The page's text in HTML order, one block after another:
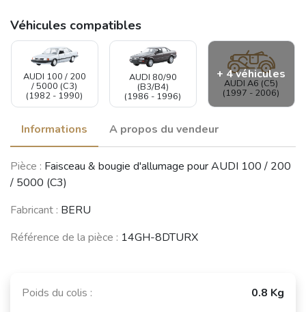
Véhicules compatibles
AUDI 100 / 200
/ 5000 (C3)
(1982 - 1990)
AUDI 80/90
(B3/B4)
(1986 - 1996)
AUDI A6 (C5)
(1997 - 2006)
+ 4 véhicules
VOLKSWAGEN
(VW) Polo /
Caddy
VOLKSWAGEN
VOLKSWAGEN
(VW) Golf I /
(1983 - 1992)
Informations A propos du vendeur
Pièce : Faisceau & bougie d'allumage pour AUDI 100 / 200
/ 5000 (C3)
Fabricant : BERU
Référence de la pièce : 14GH-8DTURX
Poids du colis :
0.8 Kg